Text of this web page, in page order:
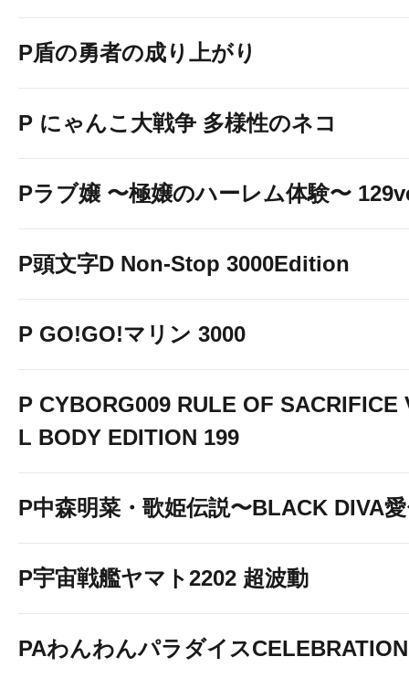
P盾の勇者の成り上がり
P にゃんこ大戦争 多様性のネコ
Pラブ嬢 〜極嬢のハーレム体験〜
P頭文字D Non-Stop 3000Edition
P GO!GO!マリン 3000
P CYBORG009 RULE OF SACRIFICE
L BODY EDITION 199
P中森明菜・歌姫伝説〜BLACK DIVA
P宇宙戦艦ヤマト2202 超波動
PAわんわんパラダイスCELEBRATION